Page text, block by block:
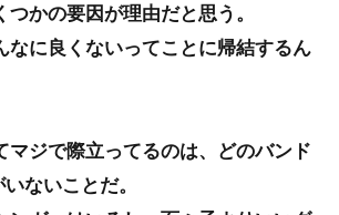
かの要因が理由だと思う。
なに良くないってことに帰結するん
マジで際立ってるのは、どのバンド
ないことだ。